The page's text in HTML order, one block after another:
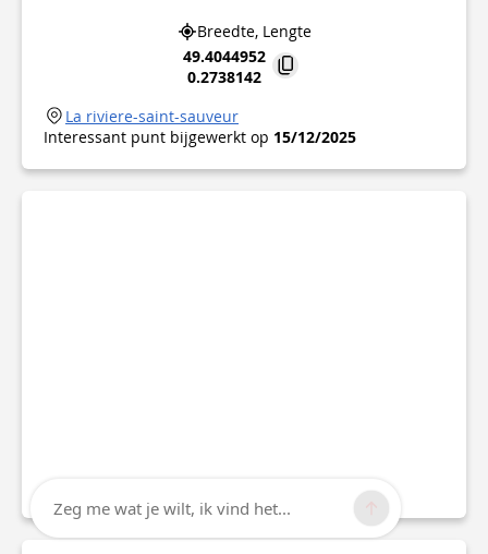
Breedte, Lengte
49.4044952
0.2738142
La riviere-saint-sauveur
Interessant punt bijgewerkt op 15/12/2025
Zeg me wat je wilt, ik vind het...